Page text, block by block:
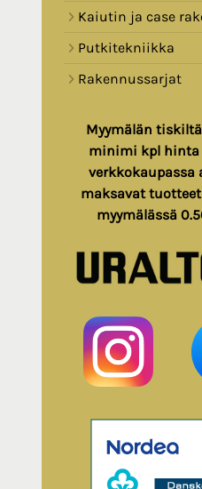
Kaiutin ja case
Putkitekniikka
Rakennussarjat
Myymälän
minimi kpl hinta
verkkokaupassa
maksavat
myymälässä